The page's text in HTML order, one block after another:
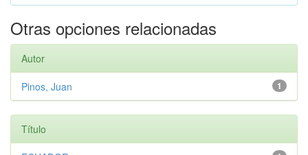
Otras opciones relacionadas
Autor
1
Pinos, Juan
Título